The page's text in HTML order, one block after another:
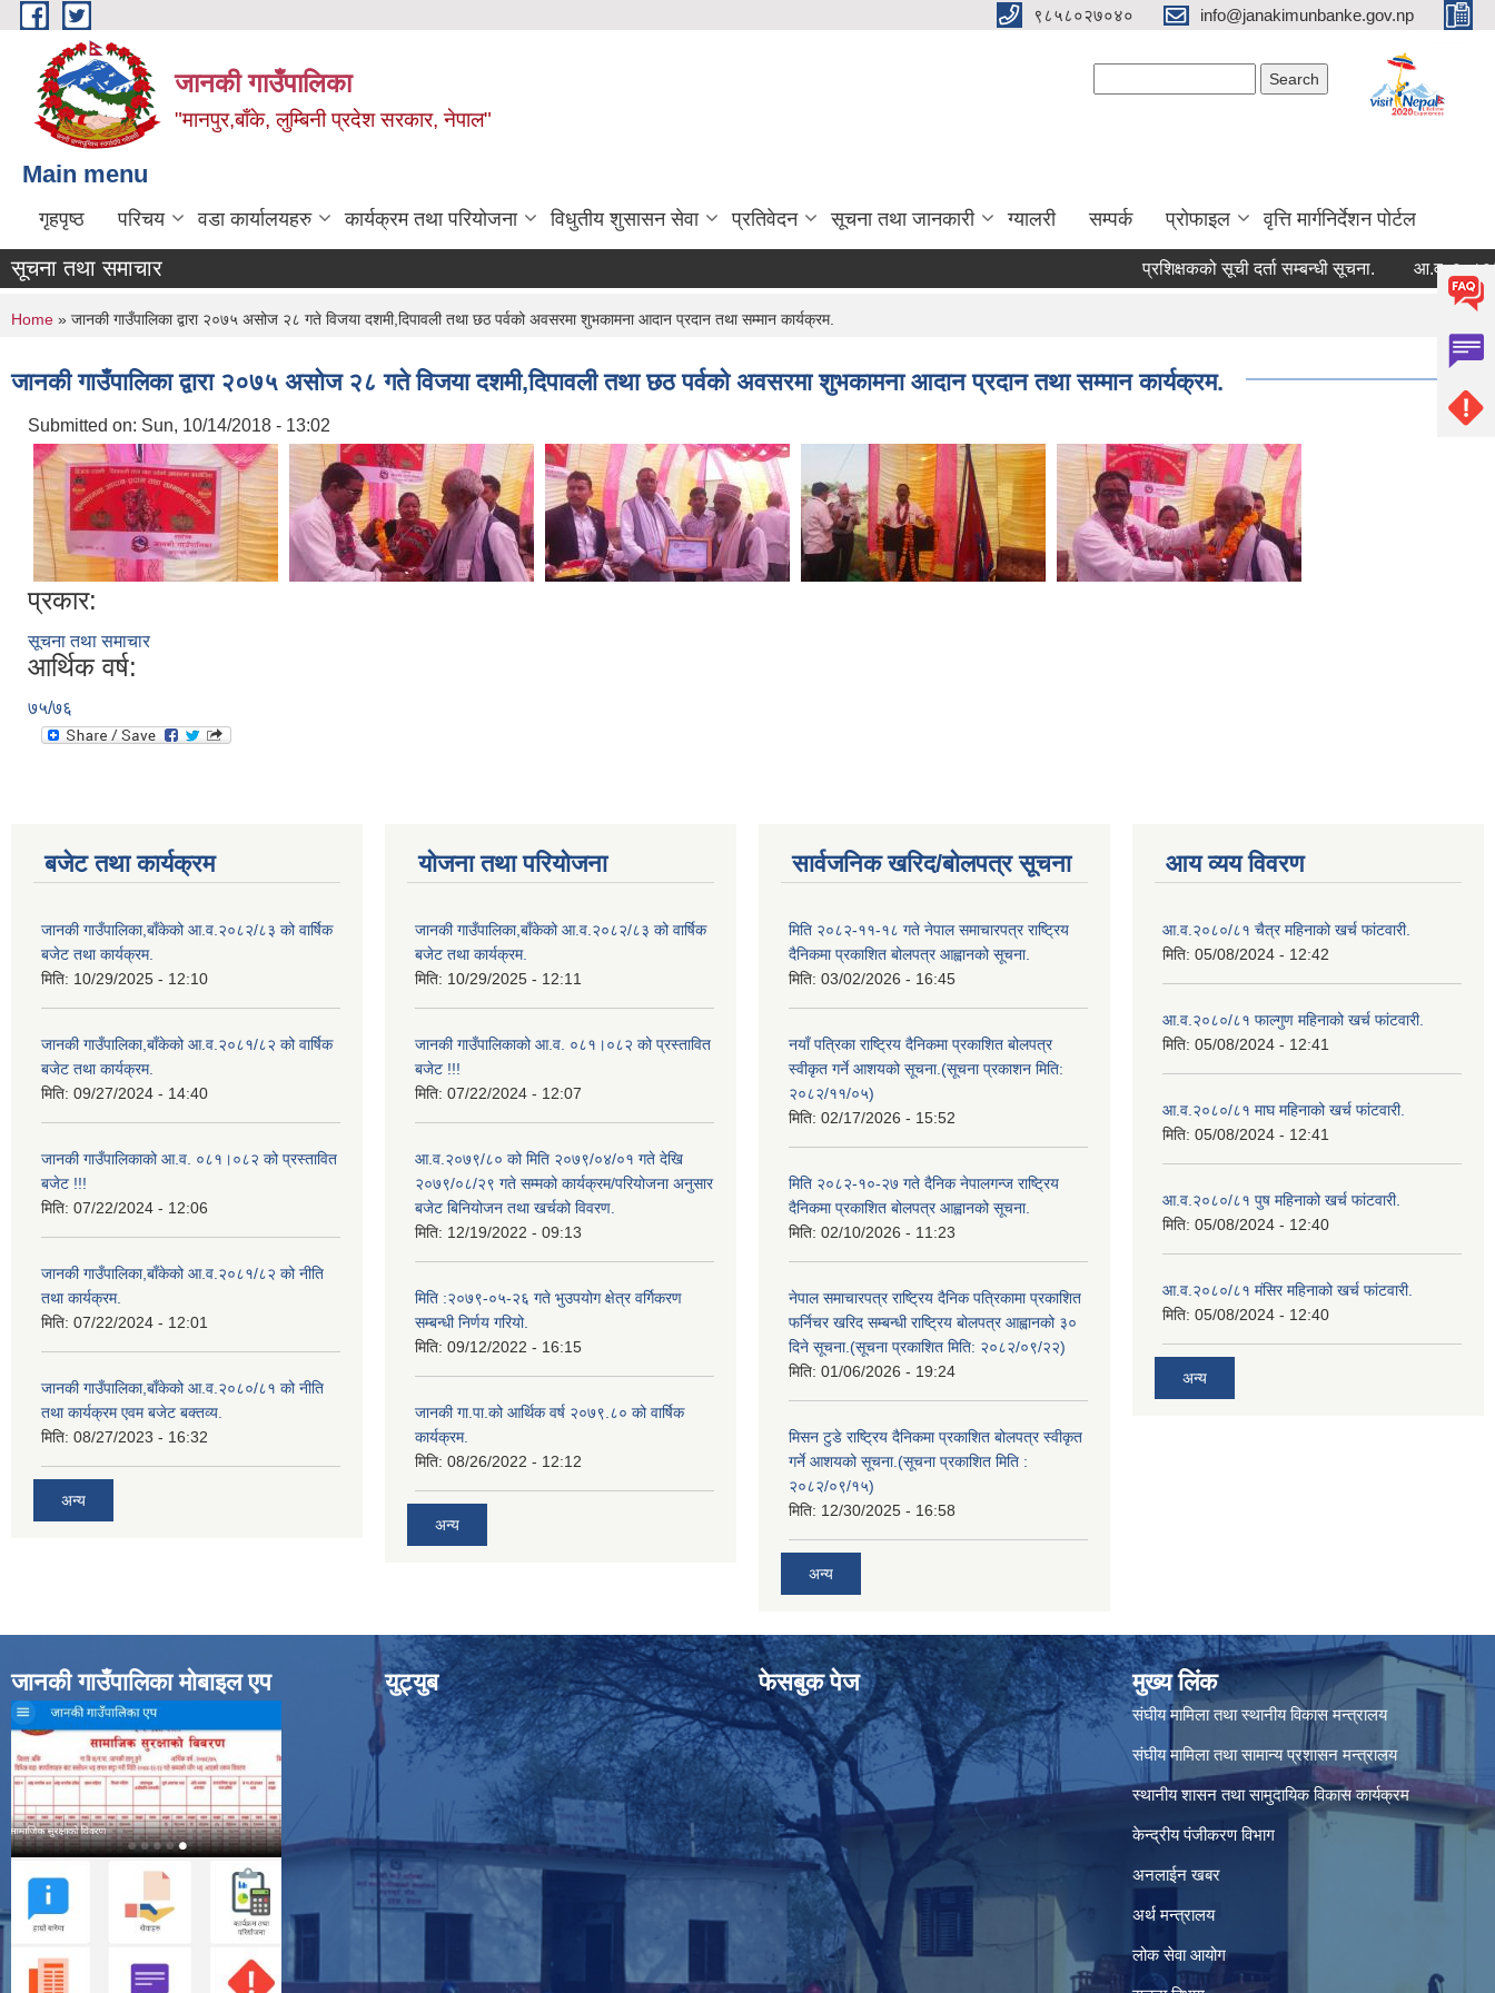
Skip to main content ९८५८०२७०४० info@janakimunbanke.gov.np
जानकी गाउँपालिका
"मानपुर,बाँके, लुम्बिनी प्रदेश सरकार, नेपाल"
Main menu
गृहपृष्ठ परिचय वडा कार्यालयहरु कार्यक्रम तथा परियोजना विधुतीय शुसासन सेवा प्रतिवेदन सूचना तथा जानकारी ग्यालरी सम्पर्क प्रोफाइल वृत्ति मार्गनिर्देशन पोर्टल
सूचना तथा समाचार प्रशिक्षकको सूची दर्ता सम्बन्धी सूचना. आ.व. २०८२/०८३
You are here
Home » जानकी गाउँपालिका द्वारा २०७५ असोज २८ गते विजया दशमी,दिपावली तथा छठ पर्वको अवसरमा शुभकामना आदान प्रदान तथा सम्मान कार्यक्रम.
जानकी गाउँपालिका द्वारा २०७५ असोज २८ गते विजया दशमी,दिपावली तथा छठ पर्वको अवसरमा शुभकामना आदान प्रदान तथा सम्मान कार्यक्रम.
Submitted on: Sun, 10/14/2018 - 13:02
प्रकार:
सूचना तथा समाचार
आर्थिक वर्ष:
७५/७६
बजेट तथा कार्यक्रम
जानकी गाउँपालिका,बाँकेको आ.व.२०८२/८३ को वार्षिक
बजेट तथा कार्यक्रम.
मिति: 10/29/2025 - 12:10
जानकी गाउँपालिका,बाँकेको आ.व.२०८१/८२ को वार्षिक
बजेट तथा कार्यक्रम.
मिति: 09/27/2024 - 14:40
जानकी गाउँपालिकाको आ.व. ०८१।०८२ को प्रस्तावित
बजेट !!!
मिति: 07/22/2024 - 12:06
जानकी गाउँपालिका,बाँकेको आ.व.२०८१/८२ को नीति
तथा कार्यक्रम.
मिति: 07/22/2024 - 12:01
जानकी गाउँपालिका,बाँकेको आ.व.२०८०/८१ को नीति
तथा कार्यक्रम एवम बजेट बक्तव्य.
मिति: 08/27/2023 - 16:32
अन्य
योजना तथा परियोजना
जानकी गाउँपालिका,बाँकेको आ.व.२०८२/८३ को वार्षिक
बजेट तथा कार्यक्रम.
मिति: 10/29/2025 - 12:11
जानकी गाउँपालिकाको आ.व. ०८१।०८२ को प्रस्तावित
बजेट !!!
मिति: 07/22/2024 - 12:07
आ.व.२०७९/८० को मिति २०७९/०४/०१ गते देखि
२०७९/०८/२९ गते सम्मको कार्यक्रम/परियोजना अनुसार
बजेट बिनियोजन तथा खर्चको विवरण.
मिति: 12/19/2022 - 09:13
मिति :२०७९-०५-२६ गते भुउपयोग क्षेत्र वर्गिकरण
सम्बन्धी निर्णय गरियो.
मिति: 09/12/2022 - 16:15
जानकी गा.पा.को आर्थिक वर्ष २०७९.८० को वार्षिक
कार्यक्रम.
मिति: 08/26/2022 - 12:12
अन्य
सार्वजनिक खरिद/बोलपत्र सूचना
मिति २०८२-११-१८ गते नेपाल समाचारपत्र राष्ट्रिय
दैनिकमा प्रकाशित बोलपत्र आह्वानको सूचना.
मिति: 03/02/2026 - 16:45
नयाँ पत्रिका राष्ट्रिय दैनिकमा प्रकाशित बोलपत्र
स्वीकृत गर्ने आशयको सूचना.(सूचना प्रकाशन मिति:
२०८२/११/०५)
मिति: 02/17/2026 - 15:52
मिति २०८२-१०-२७ गते दैनिक नेपालगन्ज राष्ट्रिय
दैनिकमा प्रकाशित बोलपत्र आह्वानको सूचना.
मिति: 02/10/2026 - 11:23
नेपाल समाचारपत्र राष्ट्रिय दैनिक पत्रिकामा प्रकाशित
फर्निचर खरिद सम्बन्धी राष्ट्रिय बोलपत्र आह्वानको ३०
दिने सूचना.(सूचना प्रकाशित मिति: २०८२/०९/२२)
मिति: 01/06/2026 - 19:24
मिसन टुडे राष्ट्रिय दैनिकमा प्रकाशित बोलपत्र स्वीकृत
गर्ने आशयको सूचना.(सूचना प्रकाशित मिति :
२०८२/०९/१५)
मिति: 12/30/2025 - 16:58
अन्य
आय व्यय विवरण
आ.व.२०८०/८१ चैत्र महिनाको खर्च फांटवारी.
मिति: 05/08/2024 - 12:42
आ.व.२०८०/८१ फाल्गुण महिनाको खर्च फांटवारी.
मिति: 05/08/2024 - 12:41
आ.व.२०८०/८१ माघ महिनाको खर्च फांटवारी.
मिति: 05/08/2024 - 12:41
आ.व.२०८०/८१ पुष महिनाको खर्च फांटवारी.
मिति: 05/08/2024 - 12:40
आ.व.२०८०/८१ मंसिर महिनाको खर्च फांटवारी.
मिति: 05/08/2024 - 12:40
अन्य
जानकी गाउँपालिका मोबाइल एप युट्युब फेसबुक पेज मुख्य लिंक
संघीय मामिला तथा स्थानीय विकास मन्त्रालय
संघीय मामिला तथा सामान्य प्रशासन मन्त्रालय
स्थानीय शासन तथा सामुदायिक विकास कार्यक्रम
केन्द्रीय पंजीकरण विभाग
अनलाईन खबर
अर्थ मन्त्रालय
लोक सेवा आयोग